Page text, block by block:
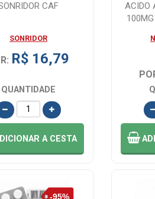
CAF
SONRIDOR
R$ 16,79
QUANTIDADE
A CESTA
ACIDO